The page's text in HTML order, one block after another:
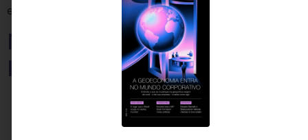
erradas, afirma artigo de 2015
Minha “memorabilia” de
HSM Management